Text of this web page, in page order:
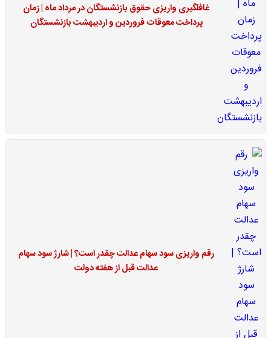
غافلگیری واریزی حقوق بازنشستگان در مرداد ماه | زمان
پرداخت معوقات فروردین و اردیبهشت بازنشستگان
رقم واریزی سود سهام عدالت چقدر است؟ | شارژ سود سهام
عدالت قبل از هفته دولت